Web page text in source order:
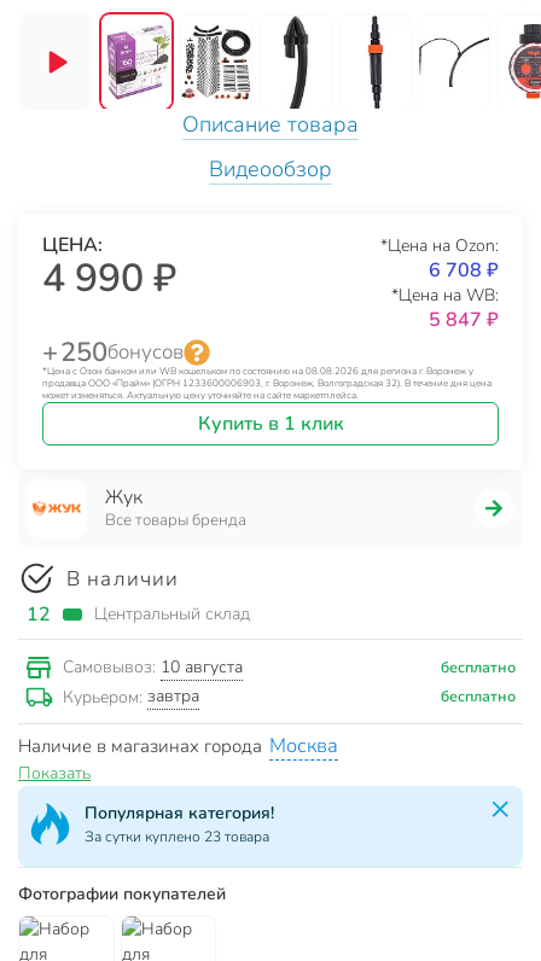
Описание товара
Видеообзор
ЦЕНА:
4 990 ₽
*Цена на Ozon:
6 708 ₽
*Цена на WB:
5 847 ₽
+ 250бонусов
*Цена с Озон банком или WB кошельком по состоянию на 08.08.2026 для региона г. Воронеж у
продавца ООО «Прайм» (ОГРН 1233600006903, г. Воронеж, Волгоградская 32). В течение дня цена
может изменяться. Актуальную цену уточняйте на сайте маркетплейса.
Купить в 1 клик
Жук
Все товары бренда
В наличии
12 Центральный склад
Самовывоз: 10 августа бесплатно
Курьером: завтра бесплатно
Наличие в магазинах города Москва
Показать
Популярная категория!
За сутки куплено 23 товара
Фотографии покупателей